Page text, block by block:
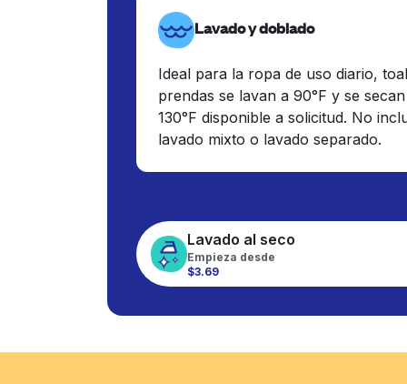
Lavado y doblado
Ideal para la ropa de uso diario,
prendas se lavan a 90°F y se
130°F disponible a solicitud. No
lavado mixto o lavado separado.
Lavado al seco
Empieza desde
$3.69